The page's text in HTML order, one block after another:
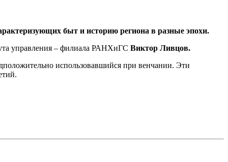
быт и историю региона в разные эпохи.
управления – филиала РАНХиГС Виктор Ливцов.
использовавшийся при венчании. Эти